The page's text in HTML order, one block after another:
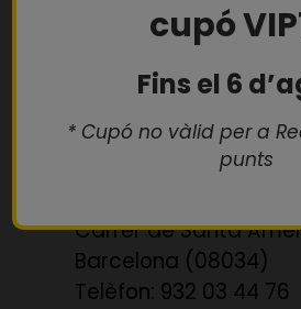
Autoescola RACC
Carrer de Pi i Margall,
Telèfon: 638 19 52 92
Carrer de Santa
Barcelona (08034)
Telèfon: 932 03 44 76
cupó
Fins el 6
* Cupó no vàlid per a
punts